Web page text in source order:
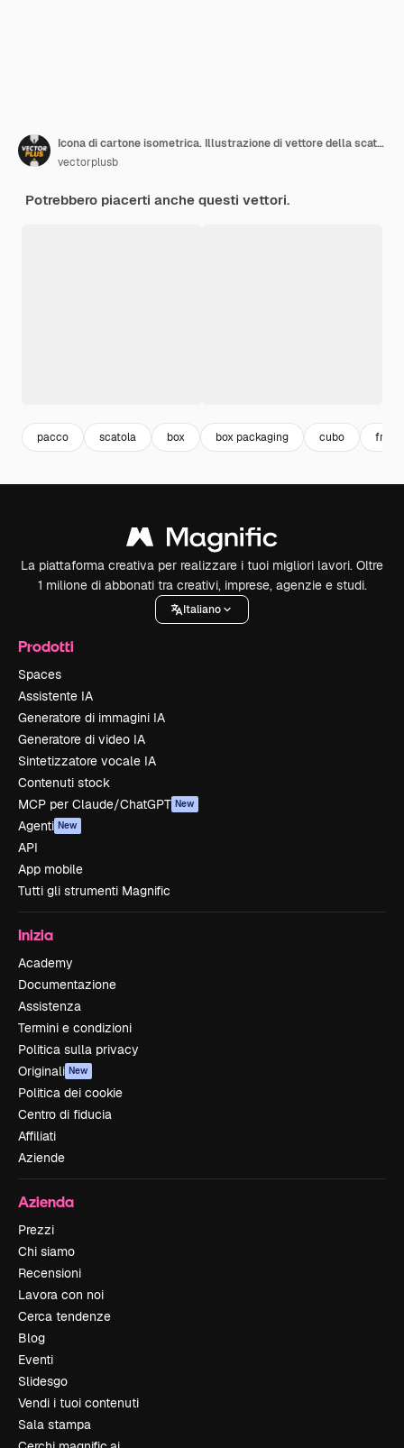
Icona di cartone isometrica. Illustrazione di vettore della scatola del pacchetto del fumetto.
vectorplusb
Potrebbero piacerti anche questi vettori.
pacco scatola box box packaging cubo
La piattaforma creativa per realizzare i tuoi migliori lavori. Oltre
1 milione di abbonati tra creativi, imprese, agenzie e studi.
Italiano
Prodotti
Spaces
Assistente IA
Generatore di immagini IA
Generatore di video IA
Sintetizzatore vocale IA
Contenuti stock
MCP per Claude/ChatGPT New
Agenti New
API
App mobile
Tutti gli strumenti Magnific
Inizia
Academy
Documentazione
Assistenza
Termini e condizioni
Politica sulla privacy
Originali New
Politica dei cookie
Centro di fiducia
Affiliati
Aziende
Azienda
Prezzi
Chi siamo
Recensioni
Lavora con noi
Cerca tendenze
Blog
Eventi
Slidesgo
Vendi i tuoi contenuti
Sala stampa